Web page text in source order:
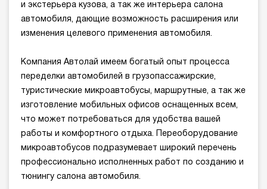
и экстерьера кузова, а так же интерьера салона
автомобиля, дающие возможность расширения или
изменения целевого применения автомобиля.
Компания Автолай имеем богатый опыт процесса
переделки автомобилей в грузопассажирские,
туристические микроавтобусы, маршрутные, а так же
изготовление мобильных офисов оснащенных всем,
что может потребоваться для удобства вашей
работы и комфортного отдыха. Переоборудование
микроавтобусов подразумевает широкий перечень
профессионально исполненных работ по созданию и
тюнингу салона автомобиля.